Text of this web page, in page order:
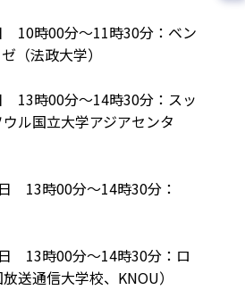
10時00分～11時30分：ベン
（法政大学）
13時00分～14時30分：スッ
ル国立大学アジアセンタ
13時00分～14時30分：
13時00分～14時30分：ロ
送通信大学校、KNOU）